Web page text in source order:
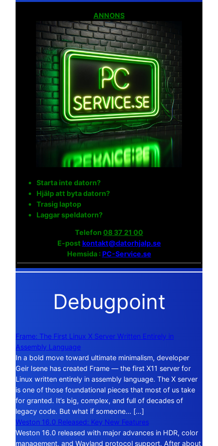
ANNONS
Starta inte datorn?
Hjälp att byta datorn?
Trasig laptop
Laggar speldatorn?
Telefon 08 37 21 00
E-post kontakt@datorhjalp.se
Hemsida :PC-Service.se
Debugpoint
Frame: The First Linux X Server Written Entirely in
Assembly Language
In a bold move toward ultimate minimalism, developer
Geir Isene has created Frame — the first X11 server for
Linux written entirely in assembly language. The X server
is one of those foundational pieces that most of us take
for granted. It’s big, complex, and full of decades of
legacy code. But what if someone… […]
Weston 16.0 Released: Key New Features
Weston 16.0 released with major advances in HDR, color
management, and Wayland protocol support. After about